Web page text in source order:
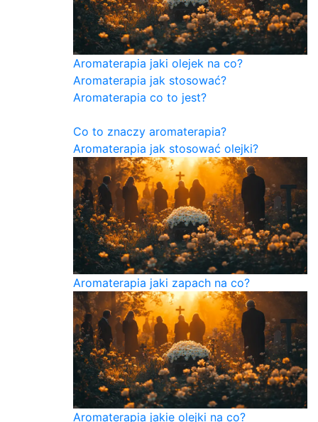
Aromaterapia jaki olejek na co?
Aromaterapia jak stosować?
Aromaterapia co to jest?
Co to znaczy aromaterapia?
Aromaterapia jak stosować olejki?
Aromaterapia jaki zapach na co?
Aromaterapia jakie olejki na co?